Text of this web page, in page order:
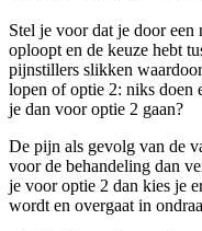
Stel je voor dat je door een
oploopt en de keuze hebt
pijnstillers slikken
lopen of optie 2: niks doen
je dan voor optie 2 gaan?
De pijn als gevolg van de
voor de behandeling dan
je voor optie 2 dan kies je
wordt en overgaat in